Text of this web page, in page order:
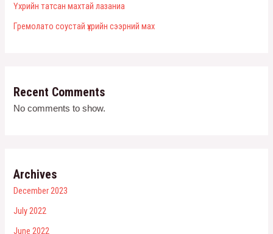
Үхрийн татсан махтай лазаниа
Гремолато соустай үхрийн сээрний мах
Recent Comments
No comments to show.
Archives
December 2023
July 2022
June 2022